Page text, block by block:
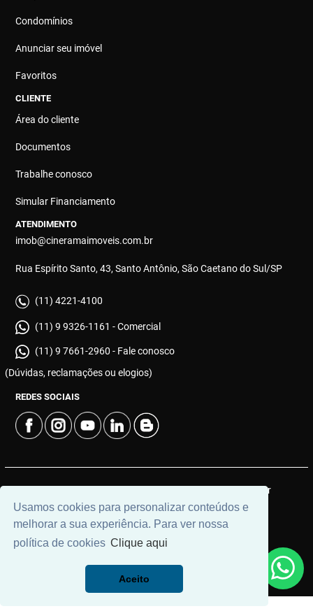
Usamos cookies para personalizar conteúdos e
melhorar a sua experiência. Para ver nossa
política de cookies Clique aqui
Aceito
Condomínios
Anunciar seu imóvel
Favoritos
CLIENTE
Área do cliente
Documentos
Trabalhe conosco
Simular Financiamento
ATENDIMENTO
imob@cineramaimoveis.com.br
Rua Espírito Santo, 43, Santo Antônio, São Caetano do Sul/SP
(11) 4221-4100
(11) 9 9326-1161 - Comercial
(11) 9 7661-2960 - Fale conosco
(Dúvidas, reclamações ou elogios)
REDES SOCIAIS
© 2026 | Cinerama Imóveis | CRECI: J-533 | Desenvolvido por
Universal Software.